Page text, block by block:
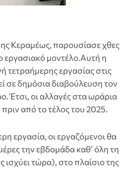
Κεραμέως, παρουσίασε χθες
εργασιακό μοντέλο.Αυτή η
τετραήμερης εργασίας στις
σε δημόσια διαβούλευση τον
Έτσι, οι αλλαγές στα ωράρια
πριν από το τέλος του 2025.
εργασία, οι εργαζόμενοι θα
την εβδομάδα καθ’ όλη τη
ισχύει τώρα), στο πλαίσιο της